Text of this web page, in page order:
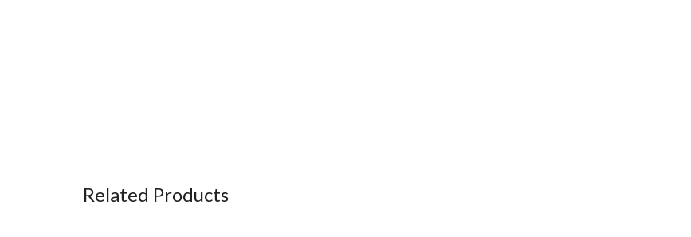
Related Products